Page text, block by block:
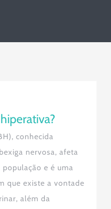
hiperativa?
conhecida
nervosa, afeta
e é uma
que existe a vontade
além da